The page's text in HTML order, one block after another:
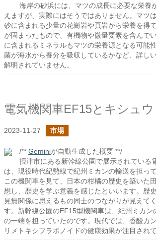
海岸の砂浜には、マツの成長に必要な栄養
えますが、実際にはそうではありません。マツ
砂に含まれる少量の花崗岩や頁岩から栄養を得
が固まったもので、有機物や微量要素を含んで
に含まれるミネラルもマツの栄養源となる可能
菌が海水から養分を吸収しているかなど、詳し
解明されていません。
電気機関車EF15とキシュ
2023-11-27 市場
/** Geminiが自動生成した概要 **/
摂津市にある新幹線公園で展示されている
は、現役時代紀勢線で紀州ミカンの輸送を担っ
この機関車を見て、日本の柑橘の歴史を築いた
想し、歴史を学ぶ意義を感じたといいます。歴
見無関係に思えるもの同士のつながりが見えて
す。新幹線公園のEF15型機関車は、紀州ミカン
の一端を担っていたのです。現代では、香酸カ
リメトキシフラボノイドの健康効果が注目されて